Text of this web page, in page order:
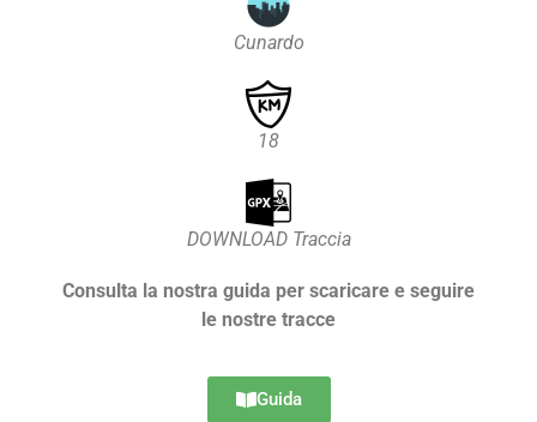
Cunardo
18
DOWNLOAD Traccia
Consulta la nostra guida per scaricare e seguire
le nostre tracce
Guida